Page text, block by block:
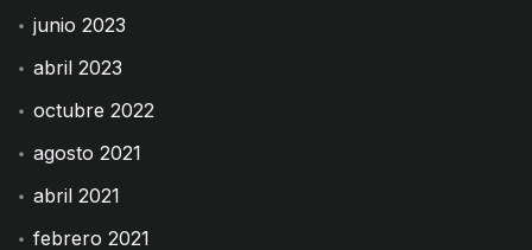
junio 2023
abril 2023
octubre 2022
agosto 2021
abril 2021
febrero 2021